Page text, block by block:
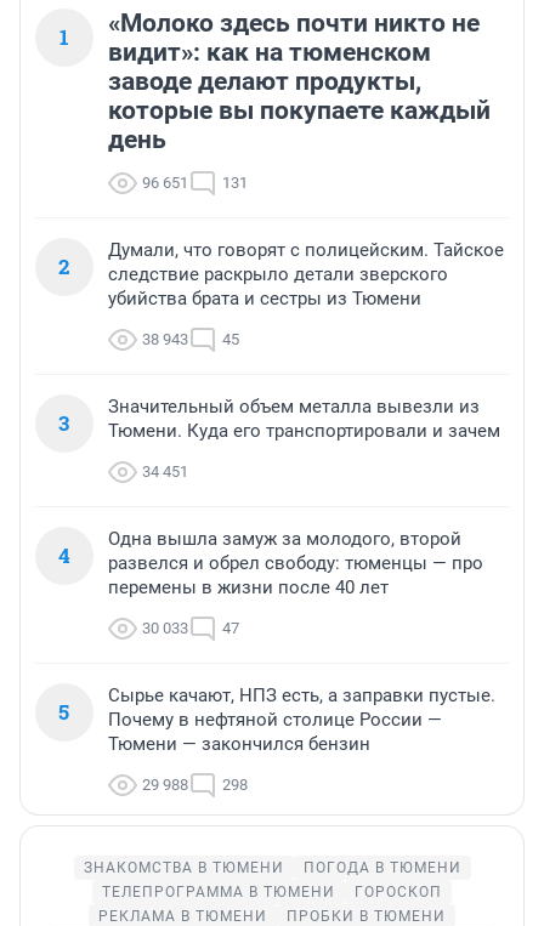
1
«Молоко здесь почти никто не
видит»: как на тюменском
заводе делают продукты,
которые вы покупаете каждый
день
96 651 131
2
Думали, что говорят с полицейским. Тайское
следствие раскрыло детали зверского
убийства брата и сестры из Тюмени
38 943 45
3
Значительный объем металла вывезли из
Тюмени. Куда его транспортировали и зачем
34 451
4
Одна вышла замуж за молодого, второй
развелся и обрел свободу: тюменцы — про
перемены в жизни после 40 лет
30 033 47
5
Сырье качают, НПЗ есть, а заправки пустые.
Почему в нефтяной столице России —
Тюмени — закончился бензин
29 988 298
ЗНАКОМСТВА В ТЮМЕНИ
ПОГОДА В ТЮМЕНИ
ТЕЛЕПРОГРАММА В ТЮМЕНИ
ГОРОСКОП
РЕКЛАМА В ТЮМЕНИ
ПРОБКИ В ТЮМЕНИ